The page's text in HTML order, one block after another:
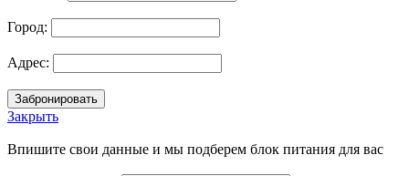
Город:
Адрес:
Закрыть
Впишите свои данные и мы подберем блок питания для вас